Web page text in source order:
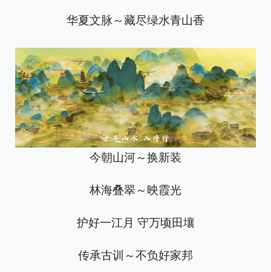
华夏文脉～藏尽绿水青山香
今朝山河～换新装
林海叠翠～映霞光
护好一江月 守万顷田壤
传承古训～不负好家邦